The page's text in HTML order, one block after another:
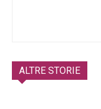
ALTRE STORIE